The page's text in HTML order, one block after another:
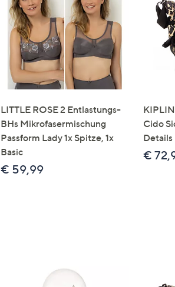
Touch-
Geräten
nach
links
bzw.
rechts,
um
diese
anzuzeigen.
LITTLE ROSE 2 Entlastungs-
BHs Mikrofasermischung
Passform Lady 1x Spitze, 1x
Basic
€ 59,99
Cido
Details
€